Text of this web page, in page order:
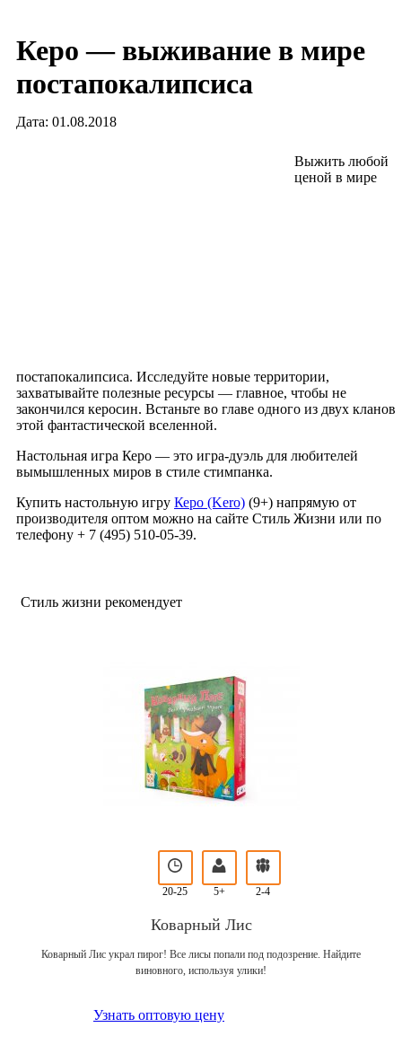
Керо — выживание в мире
постапокалипсиса
Дата: 01.08.2018
Выжить любой
ценой в мире
постапокалипсиса. Исследуйте новые территории,
захватывайте полезные ресурсы — главное, чтобы не
закончился керосин. Встаньте во главе одного из двух кланов
этой фантастической вселенной.
Настольная игра Керо — это игра-дуэль для любителей
вымышленных миров в стиле стимпанка.
Купить настольную игру Керо (Kero) (9+) напрямую от
производителя оптом можно на сайте Стиль Жизни или по
телефону + 7 (495) 510-05-39.
Стиль жизни рекомендует
20-25 5+ 2-4
Коварный Лис
Коварный Лис украл пирог! Все лисы попали под подозрение. Найдите
виновного, используя улики!
Узнать оптовую цену